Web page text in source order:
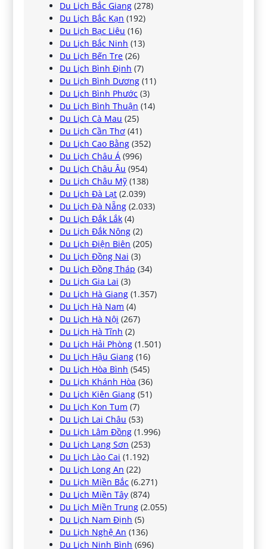
Du Lịch Bắc Giang (278)
Du Lịch Bắc Kạn (192)
Du Lịch Bạc Liêu (16)
Du Lịch Bắc Ninh (13)
Du Lịch Bến Tre (26)
Du Lịch Bình Định (7)
Du Lịch Bình Dương (11)
Du Lịch Bình Phước (3)
Du Lịch Bình Thuận (14)
Du Lịch Cà Mau (25)
Du Lịch Cần Thơ (41)
Du Lịch Cao Bằng (352)
Du Lịch Châu Á (996)
Du Lịch Châu Âu (954)
Du Lịch Châu Mỹ (138)
Du Lịch Đà Lạt (2.039)
Du Lịch Đà Nẵng (2.033)
Du Lịch Đắk Lắk (4)
Du Lịch Đắk Nông (2)
Du Lịch Điện Biên (205)
Du Lịch Đồng Nai (3)
Du Lịch Đồng Tháp (34)
Du Lịch Gia Lai (3)
Du Lịch Hà Giang (1.357)
Du Lịch Hà Nam (4)
Du Lịch Hà Nội (267)
Du Lịch Hà Tĩnh (2)
Du Lịch Hải Phòng (1.501)
Du Lịch Hậu Giang (16)
Du Lịch Hòa Bình (545)
Du Lịch Khánh Hòa (36)
Du Lịch Kiên Giang (51)
Du Lịch Kon Tum (7)
Du Lịch Lai Châu (53)
Du Lịch Lâm Đồng (1.996)
Du Lịch Lạng Sơn (253)
Du Lịch Lào Cai (1.192)
Du Lịch Long An (22)
Du Lịch Miền Bắc (6.271)
Du Lịch Miền Tây (874)
Du Lịch Miền Trung (2.055)
Du Lịch Nam Định (5)
Du Lịch Nghệ An (136)
Du Lịch Ninh Bình (696)